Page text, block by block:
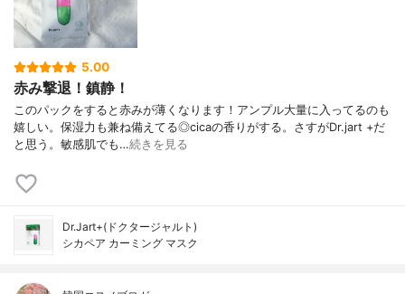
5.00
赤み撃退！鎮静！
このパックをすると赤みが薄くなります！アンプル大量に入ってるのも
嬉しい。保湿力も兼ね備えてる◎cicaの香りがする。さすがDr.jart +だ
と思う。敏感肌でも…続きを見る
Dr.Jart+(ドクタージャルト)
シカペア カーミング マスク